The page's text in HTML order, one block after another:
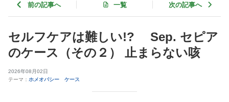
前の記事へ 一覧 次の記事へ
セルフケアは難しい!? Sep. セピア
のケース（その２） 止まらない咳
2026年08月02日
テーマ： ホメオパシー ケース